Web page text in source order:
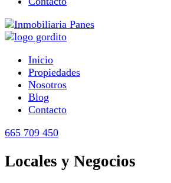
Inicio
Propiedades
Nosotros
Blog
Contacto
665 709 450
Locales y Negocios